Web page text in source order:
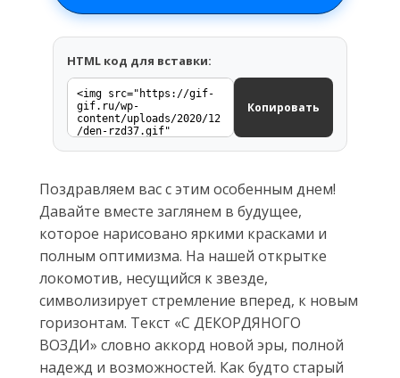
HTML код для вставки:
Копировать
Поздравляем вас с этим особенным днем!
Давайте вместе заглянем в будущее,
которое нарисовано яркими красками и
полным оптимизма. На нашей открытке
локомотив, несущийся к звезде,
символизирует стремление вперед, к новым
горизонтам. Текст «С ДЕКОРДЯНОГО
ВОЗДИ» словно аккорд новой эры, полной
надежд и возможностей. Как будто старый